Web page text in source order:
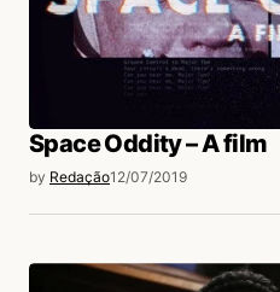
Space Oddity – A film
by Redação12/07/2019